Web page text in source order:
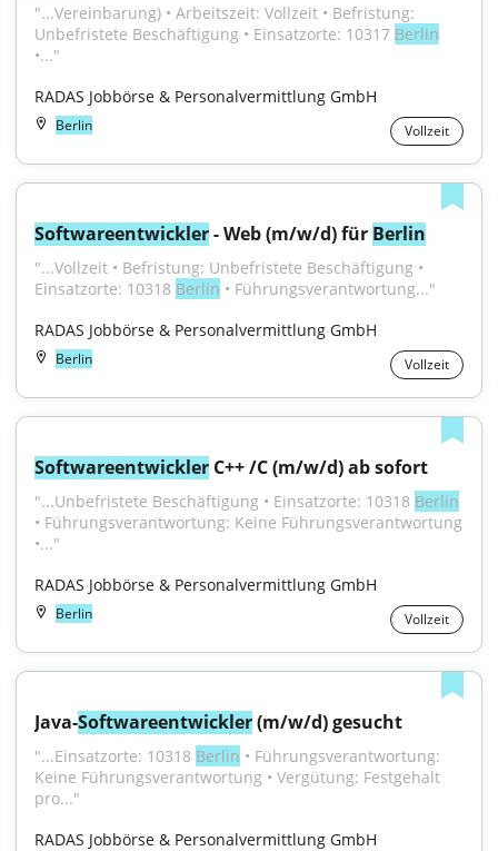
"...Vereinbarung) • Arbeitszeit: Vollzeit • Befristung:
Unbefristete Beschäftigung • Einsatzorte: 10317 Berlin
•..."
RADAS Jobbörse & Personalvermittlung GmbH
Berlin Vollzeit
Softwareentwickler - Web (m/w/d) für Berlin
"...Vollzeit • Befristung: Unbefristete Beschäftigung •
Einsatzorte: 10318 Berlin • Führungsverantwortung..."
RADAS Jobbörse & Personalvermittlung GmbH
Berlin Vollzeit
Softwareentwickler C++ /C (m/w/d) ab sofort
"...Unbefristete Beschäftigung • Einsatzorte: 10318 Berlin
• Führungsverantwortung: Keine Führungsverantwortung
•..."
RADAS Jobbörse & Personalvermittlung GmbH
Berlin Vollzeit
Java-Softwareentwickler (m/w/d) gesucht
"...Einsatzorte: 10318 Berlin • Führungsverantwortung:
Keine Führungsverantwortung • Vergütung: Festgehalt
pro..."
RADAS Jobbörse & Personalvermittlung GmbH